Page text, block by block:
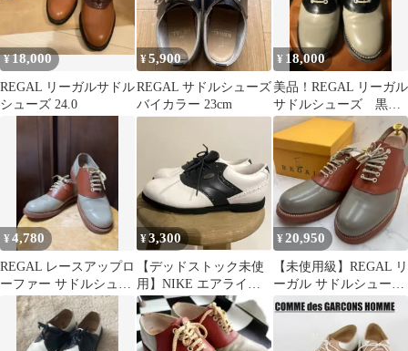
¥18,000
REGAL リーガルサドル
シューズ 24.0
¥5,900
REGAL サドルシューズ
バイカラー 23cm
¥ 18,000
美品！REGAL リーガル
サドルシューズ 黒X
グレー 箱付き 25cmト
ラッド
¥4,780
REGAL レースアップロ
ーファー サドルシュー
ズ 23.5cm
¥3,300
【デッドストック未使
用】NIKE エアライナ
ー ゴルフシューズ 23.5
鋲なし
¥20,950
【未使用級】REGAL リ
ーガル サドルシューズ
レザー 2051 25.5cm